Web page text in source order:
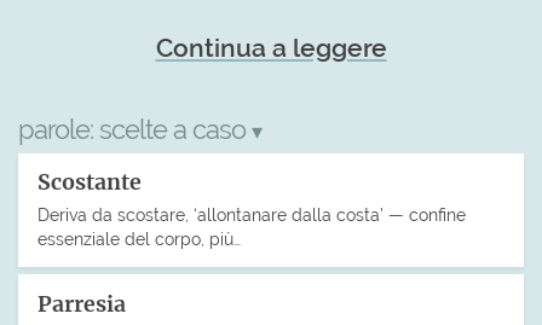
Continua a leggere
parole: scelte a caso ▾
Scostante
Deriva da scostare, ‘allontanare dalla costa’ — confine
essenziale del corpo, più…
Parresia